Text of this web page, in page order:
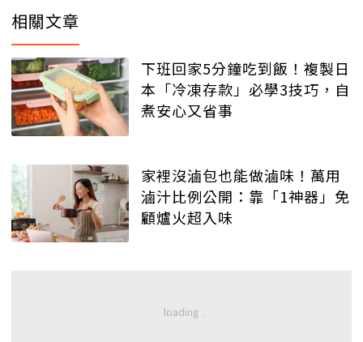
相關文章
下班回家5分鐘吃到飯！複製日
本「冷凍存款」必學3技巧，自
煮安心又省事
家裡沒滷包也能做滷味！萬用
滷汁比例公開：靠「1神器」免
顧爐火超入味